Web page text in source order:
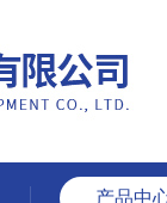
产品中